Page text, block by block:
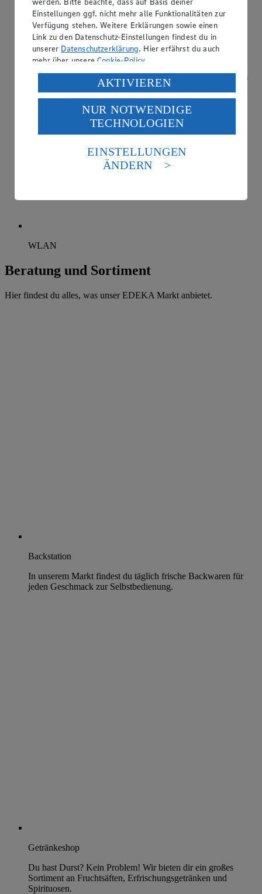
WLAN
Beratung und Sortiment
Hier findest du alles, was unser EDEKA Markt anbietet.
Backstation
In unserem Markt findest du täglich frische Backwaren für
jeden Geschmack zur Selbstbedienung.
Getränkeshop
Du hast Durst? Kein Problem! Wir bieten dir ein großes
Sortiment an Fruchtsäften, Erfrischungsgetränken und
Spirituosen.
Einstellungen ggf. nicht mehr alle Funktionalitäten zur
Verfügung stehen. Weitere Erklärungen sowie einen
Link zu den Datenschutz-Einstellungen findest du in
unserer Datenschutzerklärung. Hier erfährst du auch
mehr über unsereCookie-Policy.
Verarbeitung deiner personenbezogenen Daten in den
USA durch Facebook und YouTube:
Wenn du auf „Aktivieren“ klickst, willigst du im Sinne
des Art. 49 Abs. 1 Satz 1 lit. a) DSGVO ein, dass deine
Daten in den USA verarbeitet werden. Der EuGH sieht
die USA als Land mit einem nach europäischen
Standards nicht angemessenen Datenschutzniveau an.
Es besteht das Risiko eines Zugriffs durch US-
Informationen zum Herausgeber der Seite findest du
AKTIVIEREN
NUR NOTWENDIGE
TECHNOLOGIEN
EINSTELLUNGEN
ÄNDERN